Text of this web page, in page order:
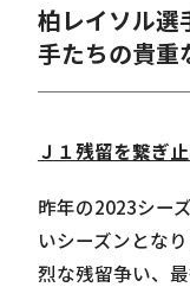
柏レイソル選
手たちの貴重
Ｊ１残留を繋ぎ
昨年の2023シー
いシーズンとな
烈な残留争い、